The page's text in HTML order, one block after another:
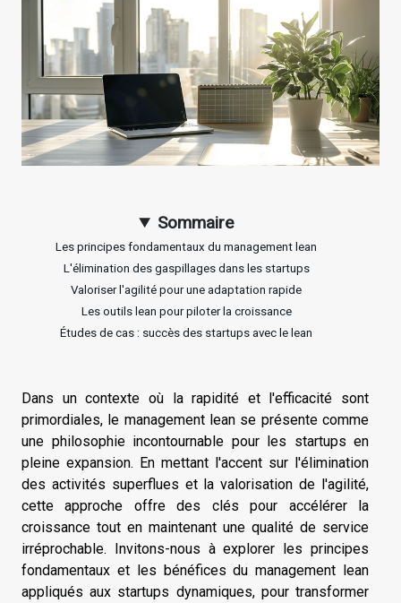
Sommaire
Les principes fondamentaux du management lean
L'élimination des gaspillages dans les startups
Valoriser l'agilité pour une adaptation rapide
Les outils lean pour piloter la croissance
Études de cas : succès des startups avec le lean
Dans un contexte où la rapidité et l'efficacité sont
primordiales, le management lean se présente comme
une philosophie incontournable pour les startups en
pleine expansion. En mettant l'accent sur l'élimination
des activités superflues et la valorisation de l'agilité,
cette approche offre des clés pour accélérer la
croissance tout en maintenant une qualité de service
irréprochable. Invitons-nous à explorer les principes
fondamentaux et les bénéfices du management lean
appliqués aux startups dynamiques, pour transformer